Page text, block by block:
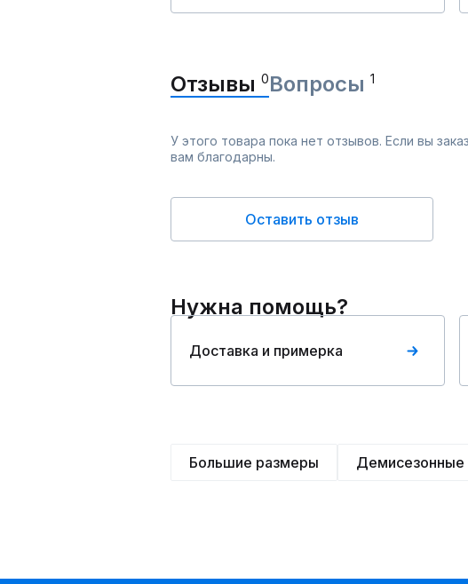
Отзывы 0Вопросы 1
У этого товара пока нет отзывов. Если вы
вам благодарны.
Оставить отзыв
Нужна помощь?
Доставка и примерка
Большие размеры Демисезонные